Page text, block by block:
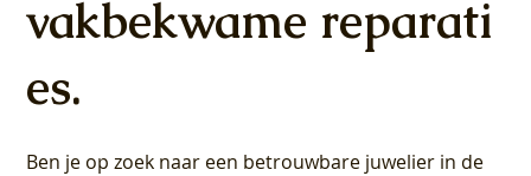
vakbekwame reparati
es.
Ben je op zoek naar een betrouwbare juwelier in de